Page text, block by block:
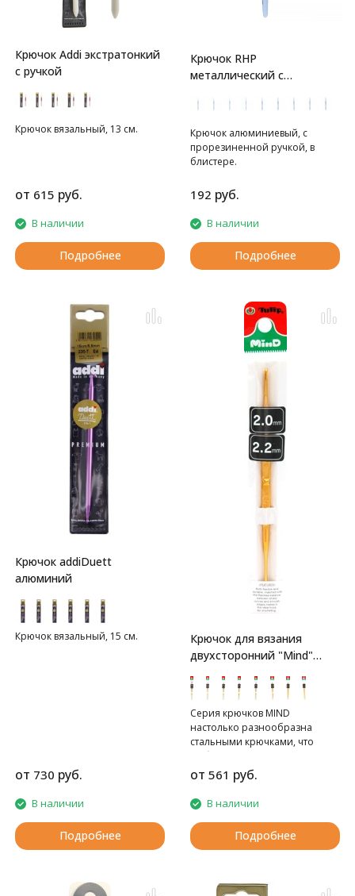
Крючок Addi экстратонкий
с ручкой
Крючок вязальный, 13 см.
от 615 руб.
В наличии
Подробнее
Крючок RHP
металлический с
Крючок алюминиевый, с
прорезиненной ручкой, в
блистере.
192 руб.
В наличии
Подробнее
Крючок addiDuett
алюминий
Крючок вязальный, 15 см.
от 730 руб.
В наличии
Подробнее
Крючок для вязания
двухсторонний "Mind"
Серия крючков MIND
настолько разнообразна
стальными крючками, что
любая вязальщица сможет
подобрать себе нужный
от 561 руб.
В наличии
Подробнее